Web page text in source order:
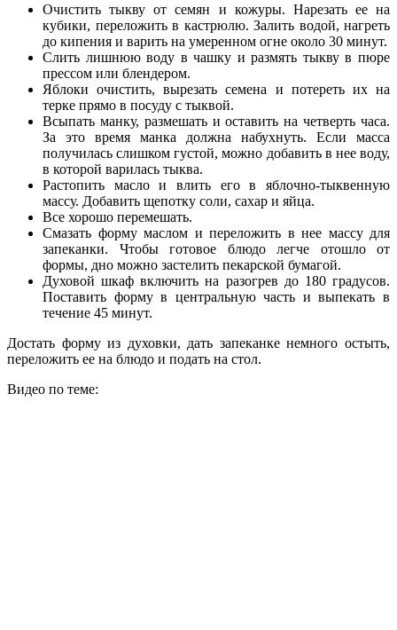
Очистить тыкву от семян и кожуры. Нарезать ее на
кубики, переложить в кастрюлю. Залить водой, нагреть
до кипения и варить на умеренном огне около 30 минут.
Слить лишнюю воду в чашку и размять тыкву в пюре
прессом или блендером.
Яблоки очистить, вырезать семена и потереть их на
терке прямо в посуду с тыквой.
Всыпать манку, размешать и оставить на четверть часа.
За это время манка должна набухнуть. Если масса
получилась слишком густой, можно добавить в нее воду,
в которой варилась тыква.
Растопить масло и влить его в яблочно-тыквенную
массу. Добавить щепотку соли, сахар и яйца.
Все хорошо перемешать.
Смазать форму маслом и переложить в нее массу для
запеканки. Чтобы готовое блюдо легче отошло от
формы, дно можно застелить пекарской бумагой.
Духовой шкаф включить на разогрев до 180 градусов.
Поставить форму в центральную часть и выпекать в
течение 45 минут.
Достать форму из духовки, дать запеканке немного остыть,
переложить ее на блюдо и подать на стол.
Видео по теме: